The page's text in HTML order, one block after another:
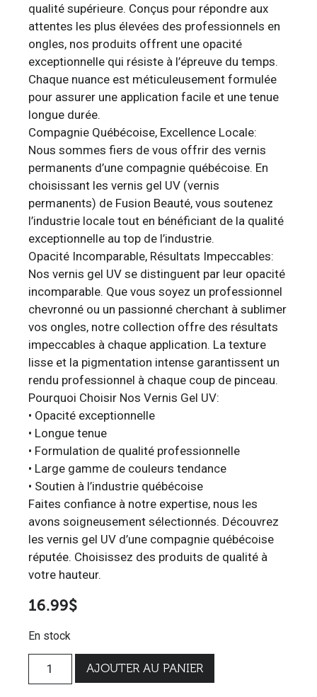
qualité supérieure. Conçus pour répondre aux
attentes les plus élevées des professionnels en
ongles, nos produits offrent une opacité
exceptionnelle qui résiste à l’épreuve du temps.
Chaque nuance est méticuleusement formulée
pour assurer une application facile et une tenue
longue durée.
Compagnie Québécoise, Excellence Locale:
Nous sommes fiers de vous offrir des vernis
permanents d’une compagnie québécoise. En
choisissant les vernis gel UV (vernis
permanents) de Fusion Beauté, vous soutenez
l’industrie locale tout en bénéficiant de la qualité
exceptionnelle au top de l’industrie.
Opacité Incomparable, Résultats Impeccables:
Nos vernis gel UV se distinguent par leur opacité
incomparable. Que vous soyez un professionnel
chevronné ou un passionné cherchant à sublimer
vos ongles, notre collection offre des résultats
impeccables à chaque application. La texture
lisse et la pigmentation intense garantissent un
rendu professionnel à chaque coup de pinceau.
Pourquoi Choisir Nos Vernis Gel UV:
• Opacité exceptionnelle
• Longue tenue
• Formulation de qualité professionnelle
• Large gamme de couleurs tendance
• Soutien à l’industrie québécoise
Faites confiance à notre expertise, nous les
avons soigneusement sélectionnés. Découvrez
les vernis gel UV d’une compagnie québécoise
réputée. Choisissez des produits de qualité à
votre hauteur.
16.99$
En stock
AJOUTER AU PANIER